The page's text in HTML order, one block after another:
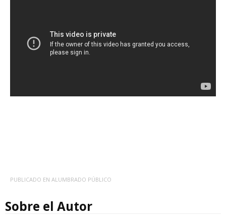
PUBLICADO EN ALUMBRADO PÚBLICO
Sobre el Autor